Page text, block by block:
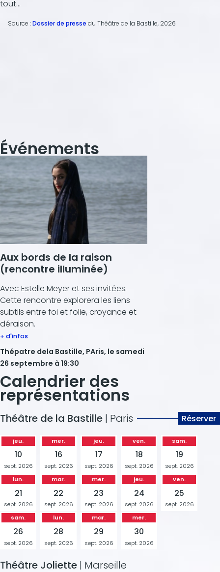
tout...
Source :Dossier de presse du Théâtre de la Bastille, 2026
Événements
Aux bords de la raison
(rencontre illuminée)
Avec Estelle Meyer et ses invitées.
Cette rencontre explorera les liens
subtils entre foi et folie, croyance et
déraison.
+ d'infos
Thépatre dela Bastille, PAris, le samedi
26 septembre à 19:30
Calendrier des
représentations
Théâtre de la Bastille | Paris Réserver
jeu.
10
sept. 2026
mer.
16
sept. 2026
jeu.
17
sept. 2026
ven.
18
sept. 2026
sam.
19
sept. 2026
lun.
21
sept. 2026
mar.
22
sept. 2026
mer.
23
sept. 2026
jeu.
24
sept. 2026
ven.
25
sept. 2026
sam.
26
sept. 2026
lun.
28
sept. 2026
mar.
29
sept. 2026
mer.
30
sept. 2026
Théâtre Joliette | Marseille